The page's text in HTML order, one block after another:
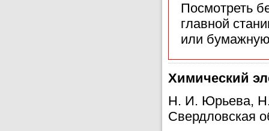
Посмотреть
главной
или
Химический
Н. И. Юрьева,
Свердловская